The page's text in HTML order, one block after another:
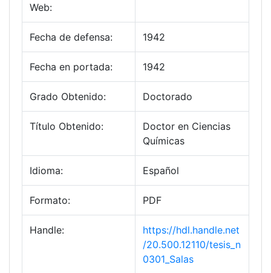
Web:
Fecha de defensa: 1942
Fecha en portada: 1942
Grado Obtenido: Doctorado
Título Obtenido:
Doctor en Ciencias
Químicas
Idioma: Español
Formato: PDF
Handle:
https://hdl.handle.net
/20.500.12110/tesis_n
0301_Salas